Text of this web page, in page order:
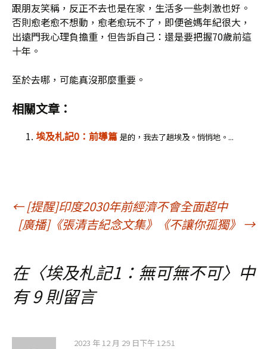
跟朋友笑稱，反正不去也是在家，生活多一些刺激也好。
否則愈老愈不想動，愈老愈玩不了，即便爸媽年紀很大，
出遠門我心理負擔重，但告訴自己：還是要把握70歲前這
十年。
至於去哪，可能真沒那麼重要。
相關文章：
埃及札記0：前導篇 是的，我去了趟埃及。悄悄地。...
文
導
覽
←[提醒]印度2030年前經濟不會全面超中
[廣播]《張清吉紀念文集》《不讓你孤獨》 →
在〈埃及札記1：無可無不可〉中
有 9 則留言
2023 年 12 月 29 日下午 12:51